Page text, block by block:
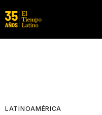
LATINOAMÉRICA